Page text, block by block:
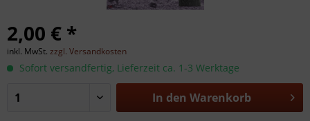
2,00 € *
inkl. MwSt. zzgl. Versandkosten
Sofort versandfertig, Lieferzeit ca. 1-3 Werktage
In den Warenkorb